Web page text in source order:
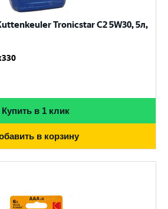
Tronicstar C2 5W30, 5л,
Купить в 1 клик
в корзину